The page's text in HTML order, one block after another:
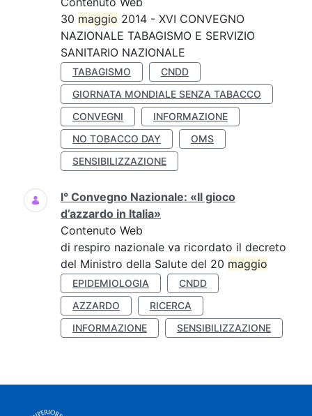
30 maggio 2014 - XVI CONVEGNO
NAZIONALE TABAGISMO E SERVIZIO
SANITARIO NAZIONALE
TABAGISMO
CNDD
GIORNATA MONDIALE SENZA TABACCO
CONVEGNI
INFORMAZIONE
NO TOBACCO DAY
OMS
SENSIBILIZZAZIONE
I° Convegno Nazionale: «Il gioco
d’azzardo in Italia»
Contenuto Web
di respiro nazionale va ricordato il decreto
del Ministro della Salute del 20 maggio
EPIDEMIOLOGIA
CNDD
AZZARDO
RICERCA
INFORMAZIONE
SENSIBILIZZAZIONE